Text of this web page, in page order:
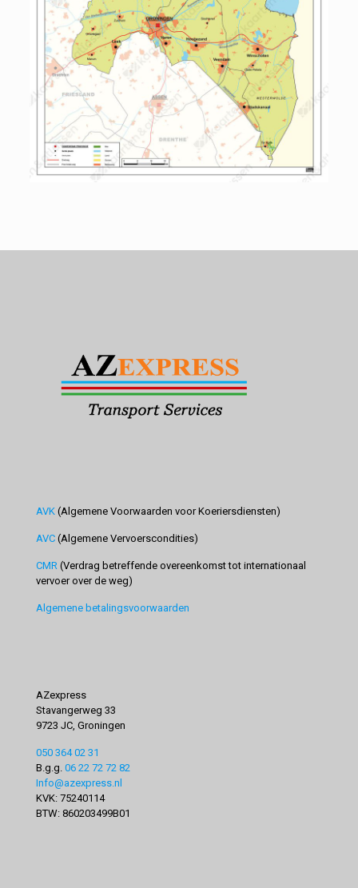
AVK (Algemene Voorwaarden voor Koeriersdiensten)
AVC (Algemene Vervoerscondities)
CMR (Verdrag betreffende overeenkomst tot internationaal
vervoer over de weg)
Algemene betalingsvoorwaarden
AZexpress
Stavangerweg 33
9723 JC, Groningen
050 364 02 31
B.g.g. 06 22 72 72 82
Info@azexpress.nl
KVK: 75240114
BTW: 860203499B01